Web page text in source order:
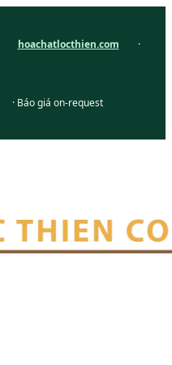
hoachatlocthien.com ·
· Báo giá on-request